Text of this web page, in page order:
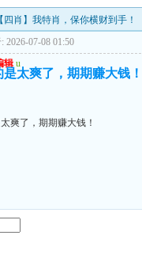
肖】我特肖，保你横财到手！
2026-07-08 01:50
辑 u
是太爽了，期期赚大钱！
爽了，期期赚大钱！